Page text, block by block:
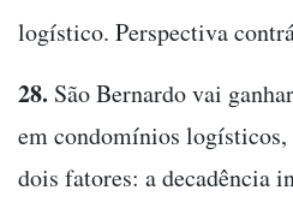
logístico. Perspectiva
28. São Bernardo vai
em condomínios logísticos,
dois fatores: a decadência